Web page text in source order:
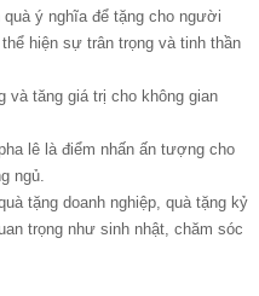
ý nghĩa để tặng cho người
hiện sự trân trọng và tinh thần
tăng giá trị cho không gian
lê là điểm nhấn ấn tượng cho
ngủ.
tặng doanh nghiệp, quà tặng kỷ
trọng như sinh nhật, chăm sóc